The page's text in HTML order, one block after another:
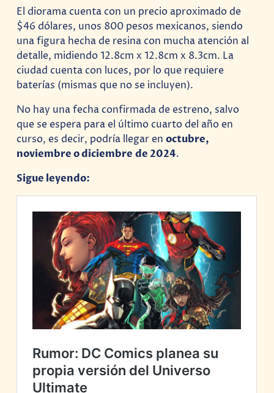
El diorama cuenta con un precio aproximado de
$46 dólares, unos 800 pesos mexicanos, siendo
una figura hecha de resina con mucha atención al
detalle, midiendo 12.8cm x 12.8cm x 8.3cm. La
ciudad cuenta con luces, por lo que requiere
baterías (mismas que no se incluyen).
No hay una fecha confirmada de estreno, salvo
que se espera para el último cuarto del año en
curso, es decir, podría llegar enoctubre,
noviembre o diciembre de 2024.
Sigue leyendo: